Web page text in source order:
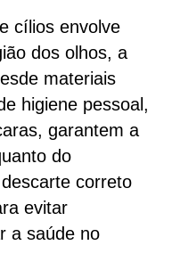
cílios envolve
dos olhos, a
materiais
higiene pessoal,
garantem a
do
correto
evitar
a saúde no